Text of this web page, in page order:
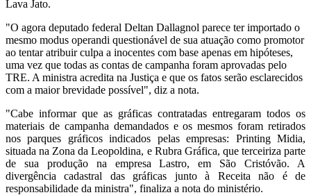
Lava Jato.
"O agora deputado federal Deltan Dallagnol parece ter importado o
mesmo modus operandi questionável de sua atuação como promotor
ao tentar atribuir culpa a inocentes com base apenas em hipóteses,
uma vez que todas as contas de campanha foram aprovadas pelo
TRE. A ministra acredita na Justiça e que os fatos serão esclarecidos
com a maior brevidade possível", diz a nota.
"Cabe informar que as gráficas contratadas entregaram todos os
materiais de campanha demandados e os mesmos foram retirados
nos parques gráficos indicados pelas empresas: Printing Midia,
situada na Zona da Leopoldina, e Rubra Gráfica, que terceiriza parte
de sua produção na empresa Lastro, em São Cristóvão. A
divergência cadastral das gráficas junto à Receita não é de
responsabilidade da ministra", finaliza a nota do ministério.